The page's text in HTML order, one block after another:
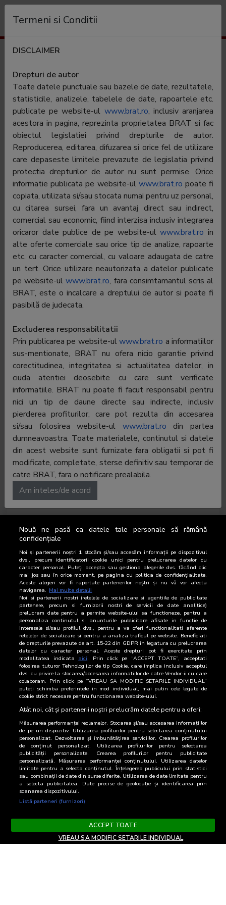
evenimentulistoric.ro
Categorie:Cultura & Arta & Istorie
Contractor SATI: Editura Evenimentul si Capital SRL
Director general: Virgil Munteanu
Reprezentant
BRAT:
Virgil Munteanu
Bucuresti, Str. Ceasornicului Nr.3-7, etaj 4,
apartament 13, Sector 1
Telefon: 021-527.11.11;021-527.11.12
virgil.munteanu@evzgroup.ro
Regie publicitate: -
Departament
-
Profil audiență
Pentru a vedea toate datele trebuie să fițiautentificat
www.evenimentulistoric.ro
Afișări Vizite Clienți unici
CLIENȚI UNICI DOWNLOAD
Perioada Clienți unici
Nu exista date pentru perioada selectata!
Termeni si Conditii
DISCLAIMER
Drepturi de autor
Toate datele punctuale sau bazele de date, rezultatele,
statisticile, analizele, tabelele de date, rapoartele etc.
publicate pe website-ul www.brat.ro, inclusiv aranjarea
acestora in pagina, reprezinta proprietatea BRAT si fac
obiectul legislatiei privind drepturile de autor.
Reproducerea, editarea, difuzarea si orice fel de utilizare
care depaseste limitele prevazute de legislatia privind
protectia drepturilor de autor nu sunt permise. Orice
informatie publicata pe website-ul www.brat.ro poate fi
copiata, utilizata si/sau stocata numai pentru uz personal,
cu citarea sursei, fara un avantaj direct sau indirect,
comercial sau economic, fiind interzisa inclusiv integrarea
oricaror date publice de pe website-ulwww.brat.ro in
alte oferte comerciale sau orice tip de analize, rapoarte
etc. cu caracter comercial, cu valoare adaugata de catre
un tert. Orice utilizare neautorizata a datelor publicate
pe website-ulwww.brat.ro, fara consimtamantul scris al
BRAT, este o incalcare a dreptului de autor si poate fi
pasibilă de judecata.
Excluderea responsabilitatii
Prin publicarea pe website-ulwww.brat.ro a informatiilor
sus-mentionate, BRAT nu ofera nicio garantie privind
corectitudinea, integritatea si actualitatea datelor, in
ciuda atentiei deosebite cu care sunt verificate
informatiile. BRAT nu poate fi facut responsabil pentru
nici un tip de daune directe sau indirecte, inclusiv
pierderea profiturilor, care pot rezulta din accesarea
si/sau folosirea website-ul www.brat.ro din partea
dumneavoastra. Toate materialele, continutul si datele
din acest website sunt furnizate fara obligatii si pot fi
modificate, completate, sterse definitiv sau temporar de
catre BRAT, fara o notificare prealabila.
Am inteles/de acord
Nouă ne pasă ca datele tale personale să rămână
confidențiale
Noi și partenerii noștri 1 stocăm și/sau accesăm informații pe dispozitivul
dvs., precum identificatorii cookie unici pentru prelucrarea datelor cu
caracter personal. Puteți accepta sau gestiona alegerile dvs. făcând clic
mai jos sau în orice moment, pe pagina cu politica de confidențialitate.
Aceste alegeri vor fi raportate partenerilor noștri și nu vă vor afecta
navigarea. Mai multe detalii
Noi si partenerii nostri (retelele de socializare si agentiile de publicitate
partenere, precum si furnizorii nostri de servicii de date analitice)
prelucram date pentru a permite website-ului sa functioneze, pentru a
personaliza continutul si anunturile publicitare afisate in functie de
interesele si/sau profilul dvs., pentru a va oferi functionalitati aferente
retelelor de socializare si pentru a analiza traficul pe website. Beneficiati
de drepturile prevazute de art. 15-22 din GDPR in legatura cu prelucrarea
datelor cu caracter personal. Aceste drepturi pot fi exercitate prin
modalitatea indicata aici. Prin click pe “ACCEPT TOATE”, acceptati
folosirea tuturor Tehnologiilor de tip Cookie, care implica inclusiv acceptul
dvs. cu privire la stocarea/accesarea informatiilor de catre Vendor-ii cu care
colaboram. Prin click pe “VREAU SA MODIFIC SETARILE INDIVIDUAL”
puteti schimba preferintele in mod individual, mai putin cele legate de
cookie strict necesare pentru functionarea website-ului.
Atât noi, cât și partenerii noștri prelucrăm datele pentru a oferi:
Măsurarea performanței reclamelor. Stocarea și/sau accesarea informațiilor
de pe un dispozitiv. Utilizarea profilurilor pentru selectarea conținutului
personalizat. Dezvoltarea și îmbunătățirea serviciilor. Crearea profilurilor
de conținut personalizat. Utilizarea profilurilor pentru selectarea
publicității personalizate. Crearea profilurilor pentru publicitate
personalizată. Măsurarea performanței conținutului. Utilizarea datelor
limitate pentru a selecta conținutul. Înțelegerea publicului prin statistici
sau combinații de date din surse diferite. Utilizarea de date limitate pentru
a selecta publicitatea. Date precise de geolocație și identificarea prin
scanarea dispozitivului.
Listă parteneri (furnizori)
ACCEPT TOATE
VREAU SA MODIFIC SETARILE INDIVIDUAL